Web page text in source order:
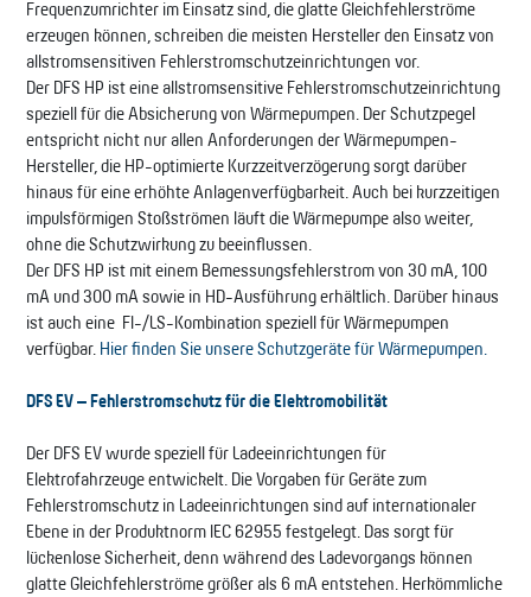
Frequenzumrichter im Einsatz sind, die glatte Gleichfehlerströme
erzeugen können, schreiben die meisten Hersteller den Einsatz von
allstromsensitiven Fehlerstromschutzeinrichtungen vor.
Der DFS HP ist eine allstromsensitive Fehlerstromschutzeinrichtung
speziell für die Absicherung von Wärmepumpen. Der Schutzpegel
entspricht nicht nur allen Anforderungen der Wärmepumpen-
Hersteller, die HP-optimierte Kurzzeitverzögerung sorgt darüber
hinaus für eine erhöhte Anlagenverfügbarkeit. Auch bei kurzzeitigen
impulsförmigen Stoßströmen läuft die Wärmepumpe also weiter,
ohne die Schutzwirkung zu beeinflussen.
Der DFS HP ist mit einem Bemessungsfehlerstrom von 30 mA, 100
mA und 300 mA sowie in HD-Ausführung erhältlich. Darüber hinaus
ist auch eine FI-/LS-Kombination speziell für Wärmepumpen
verfügbar. Hier finden Sie unsere Schutzgeräte für Wärmepumpen.
DFS EV – Fehlerstromschutz für die Elektromobilität
Der DFS EV wurde speziell für Ladeeinrichtungen für
Elektrofahrzeuge entwickelt. Die Vorgaben für Geräte zum
Fehlerstromschutz in Ladeeinrichtungen sind auf internationaler
Ebene in der Produktnorm IEC 62955 festgelegt. Das sorgt für
lückenlose Sicherheit, denn während des Ladevorgangs können
glatte Gleichfehlerströme größer als 6 mA entstehen. Herkömmliche